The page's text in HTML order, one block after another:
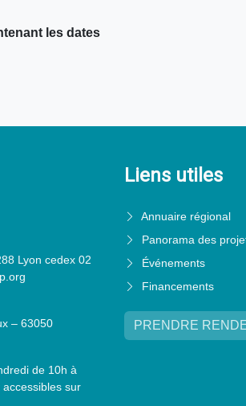
les dates
Lyon cedex 02
– 63050
de 10h à
sur
Liens utiles
Annuaire régional
Panorama des
Événements
Financements
PRENDRE